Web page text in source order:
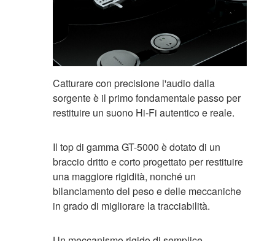
Catturare con precisione l'audio dalla
sorgente è il primo fondamentale passo per
restituire un suono Hi-Fi autentico e reale.
Il top di gamma GT-5000 è dotato di un
braccio dritto e corto progettato per restituire
una maggiore rigidità, nonché un
bilanciamento del peso e delle meccaniche
in grado di migliorare la tracciabilità.